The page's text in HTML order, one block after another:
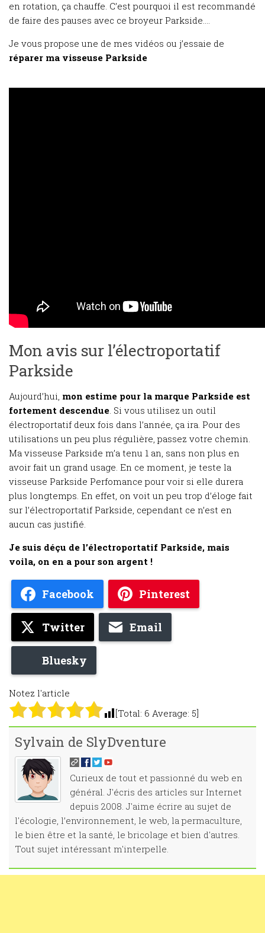
en rotation, ça chauffe. C’est pourquoi il est recommandé
de faire des pauses avec ce broyeur Parkside….
Je vous propose une de mes vidéos ou j’essaie de
réparer ma visseuse Parkside
Mon avis sur l’électroportatif
Parkside
Aujourd’hui, mon estime pour la marque Parkside est
fortement descendue. Si vous utilisez un outil
électroportatif deux fois dans l’année, ça ira. Pour des
utilisations un peu plus régulière, passez votre chemin.
Ma visseuse Parkside m’a tenu 1 an, sans non plus en
avoir fait un grand usage. En ce moment, je teste la
visseuse Parkside Perfomance pour voir si elle durera
plus longtemps. En effet, on voit un peu trop d’éloge fait
sur l’électroportatif Parkside, cependant ce n’est en
aucun cas justifié.
Je suis déçu de l’électroportatif Parkside, mais
voila, on en a pour son argent !
Facebook Pinterest
Twitter Email
Bluesky
Notez l'article
[Total: 6 Average: 5]
Sylvain de SlyDventure
Curieux de tout et passionné du web en
général. J'écris des articles sur Internet
depuis 2008. J'aime écrire au sujet de
l'écologie, l’environnement, le web, la permaculture,
le bien être et la santé, le bricolage et bien d'autres.
Tout sujet intéressant m'interpelle.